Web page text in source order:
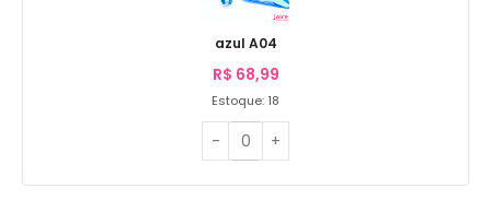
azul A04
R$ 68,99
Estoque: 18